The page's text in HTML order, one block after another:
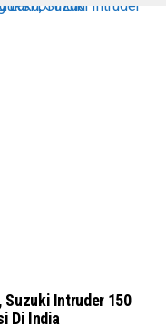
Suzuki Intruder 150
Di India